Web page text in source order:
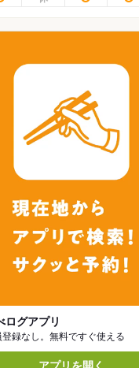
ログアプリ
登録なし。無料ですぐ使える